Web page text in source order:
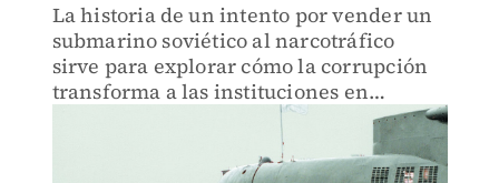
La historia de un intento por vender un
submarino soviético al narcotráfico
sirve para explorar cómo la corrupción
transforma a las instituciones en
organismos parasitados, donde el poder
deja de servir al Estado y comienza a
alimentar su propia desc